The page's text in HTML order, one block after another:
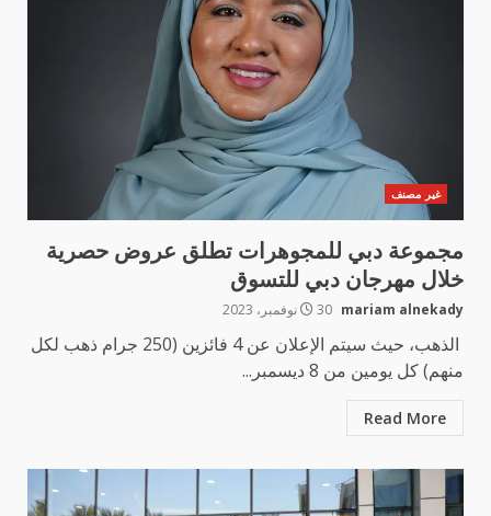
غير مصنف
مجموعة دبي للمجوهرات تطلق عروض حصرية
خلال مهرجان دبي للتسوق
mariam alnekady 30 نوفمبر، 2023
الذهب، حيث سيتم الإعلان عن 4 فائزين (250 جرام ذهب لكل
منهم) كل يومين من 8 ديسمبر...
Read More